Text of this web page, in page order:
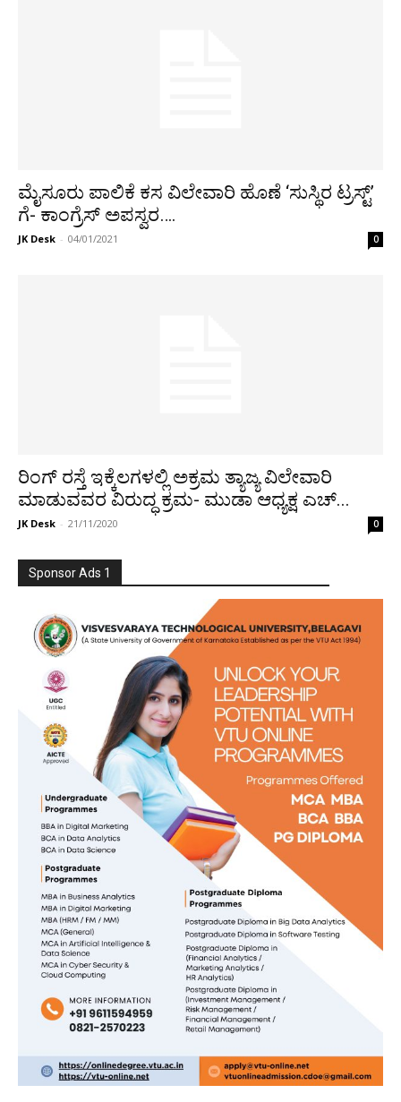
ಮೈಸೂರು ಪಾಲಿಕೆ ಕಸ ವಿಲೇವಾರಿ ಹೊಣೆ ‘ಸುಸ್ಥಿರ ಟ್ರಸ್ಟ್’
ಗೆ- ಕಾಂಗ್ರೆಸ್ ಅಪಸ್ವರ….
JK Desk - 04/01/2021 0
ರಿಂಗ್ ರಸ್ತೆ ಇಕ್ಕೆಲಗಳಲ್ಲಿ ಅಕ್ರಮ ತ್ಯಾಜ್ಯ ವಿಲೇವಾರಿ
ಮಾಡುವವರ ವಿರುದ್ಧ ಕ್ರಮ- ಮುಡಾ ಆಧ್ಯಕ್ಷ ಎಚ್...
JK Desk - 21/11/2020 0
Sponsor Ads 1